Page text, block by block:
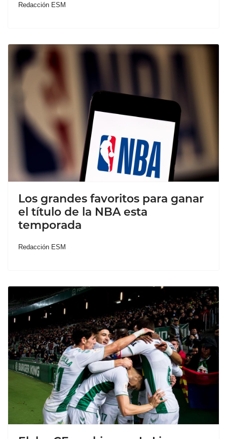
Redacción ESM
Los grandes favoritos para ganar
el título de la NBA esta
temporada
Redacción ESM